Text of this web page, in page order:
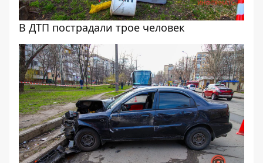
В ДТП пострадали трое человек